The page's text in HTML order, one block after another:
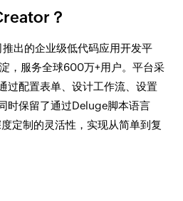
？
出的企业级低代码应用开发平
，服务全球600万+用户。平台采
过配置表单、设计工作流、设置
时保留了通过Deluge脚本语言
定制的灵活性，实现从简单到复